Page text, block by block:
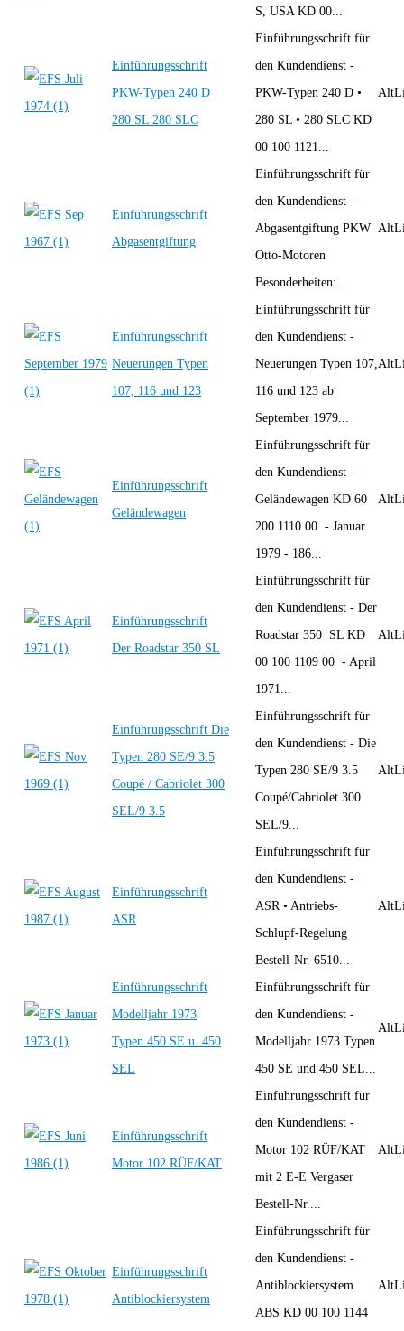
S, USA KD 00...
Einführungsschrift
PKW-Typen 240 D
280 SL 280 SLC
Einführungsschrift für
den Kundendienst -
PKW-Typen 240 D •
280 SL • 280 SLC KD
00 100 1121...
Einführungsschrift
Abgasentgiftung
Einführungsschrift für
den Kundendienst -
Abgasentgiftung PKW
Otto-Motoren
Besonderheiten:...
Einführungsschrift
Neuerungen Typen
107, 116 und 123
Einführungsschrift für
den Kundendienst -
Neuerungen Typen 107,
116 und 123 ab
September 1979...
Einführungsschrift
Geländewagen
Einführungsschrift für
den Kundendienst -
Geländewagen KD 60
200 1110 00 - Januar
1979 - 186...
Einführungsschrift
Der Roadstar 350 SL
Einführungsschrift für
den Kundendienst - Der
Roadstar 350 SL KD
00 100 1109 00 - April
1971...
Einführungsschrift Die
Typen 280 SE/9 3.5
Coupé / Cabriolet 300
SEL/9 3.5
Einführungsschrift für
den Kundendienst - Die
Typen 280 SE/9 3.5
Coupé/Cabriolet 300
SEL/9...
Einführungsschrift
ASR
Einführungsschrift für
den Kundendienst -
ASR • Antriebs-
Schlupf-Regelung
Bestell-Nr. 6510...
Einführungsschrift
Modelljahr 1973
Typen 450 SE u. 450
SEL
Einführungsschrift für
den Kundendienst -
Modelljahr 1973 Typen
450 SE und 450 SEL...
Einführungsschrift
Motor 102 RÜF/KAT
Einführungsschrift für
den Kundendienst -
Motor 102 RÜF/KAT
mit 2 E-E Vergaser
Bestell-Nr....
Einführungsschrift
Antiblockiersystem
Einführungsschrift für
den Kundendienst -
Antiblockiersystem
ABS KD 00 100 1144